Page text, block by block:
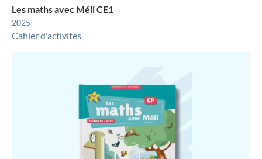
Les maths avec Méli CE1
2025
Cahier d'activités